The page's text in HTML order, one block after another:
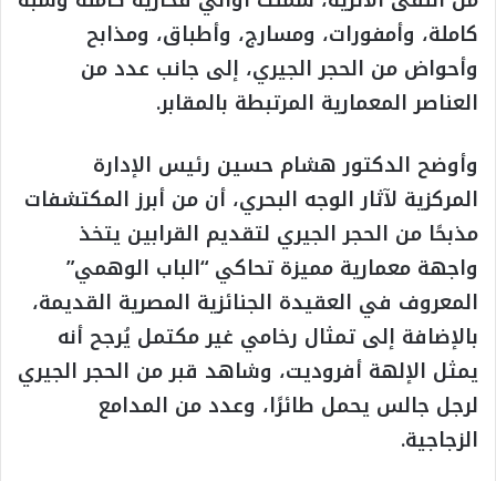
كاملة، وأمفورات، ومسارج، وأطباق، ومذابح
وأحواض من الحجر الجيري، إلى جانب عدد من
العناصر المعمارية المرتبطة بالمقابر.
وأوضح الدكتور هشام حسين رئيس الإدارة
المركزية لآثار الوجه البحري، أن من أبرز المكتشفات
مذبحًا من الحجر الجيري لتقديم القرابين يتخذ
واجهة معمارية مميزة تحاكي “الباب الوهمي”
المعروف في العقيدة الجنائزية المصرية القديمة،
بالإضافة إلى تمثال رخامي غير مكتمل يُرجح أنه
يمثل الإلهة أفروديت، وشاهد قبر من الحجر الجيري
لرجل جالس يحمل طائرًا، وعدد من المدامع
الزجاجية.